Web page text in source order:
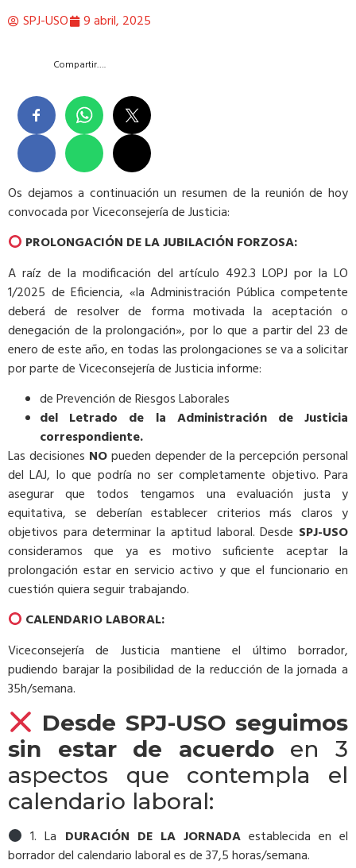
SPJ-USO 9 abril, 2025
Compartir….
Os dejamos a continuación un resumen de la reunión de hoy
convocada por Viceconsejería de Justicia:
PROLONGACIÓN DE LA JUBILACIÓN FORZOSA:
A raíz de la modificación del artículo 492.3 LOPJ por la LO
1/2025 de Eficiencia, «la Administración Pública competente
deberá de resolver de forma motivada la aceptación o
denegación de la prolongación», por lo que a partir del 23 de
enero de este año, en todas las prolongaciones se va a solicitar
por parte de Viceconsejería de Justicia informe:
de Prevención de Riesgos Laborales
del Letrado de la Administración de Justicia
correspondiente.
Las decisiones NOpueden depender de la percepción personal
del LAJ, lo que podría no ser completamente objetivo. Para
asegurar que todos tengamos una evaluación justa y
equitativa, se deberían establecer criterios más claros y
objetivos para determinar la aptitud laboral. Desde SPJ-USO
consideramos que ya es motivo suficiente aceptar la
prolongación estar en servicio activo y que el funcionario en
cuestión quiera seguir trabajando.
CALENDARIO LABORAL:
Viceconsejería de Justicia mantiene el último borrador,
pudiendo barajar la posibilidad de la reducción de la jornada a
35h/semana.
Desde SPJ-USO seguimos
sin
estar de acuerdoen 3
aspectos que contempla el
calendario laboral:
1.La DURACIÓN DE LA JORNADAestablecida en el
borrador del calendario laboral es de 37,5 horas/semana.